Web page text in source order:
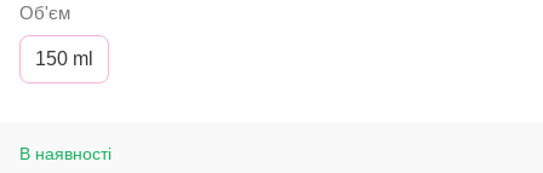
Об'єм
150 ml
В наявності